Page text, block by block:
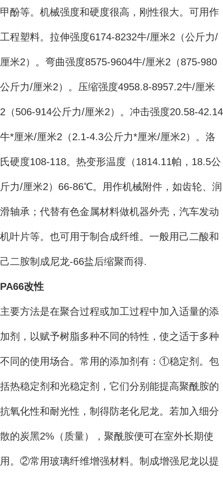
甲酚等。机械强度和硬度很高，刚性很大。可用作
工程塑料。拉伸强度6174-8232牛/厘米2（公斤力/
厘米2）。弯曲强度8575-9604牛/厘米2（875-980
公斤力/厘米2）。压缩强度4958.8-8957.2牛/厘米
2（506-914公斤力/厘米2）。冲击强度20.58-42.14
牛*厘米/厘米2（2.1-4.3公斤力*厘米/厘米2）。洛
氏硬度108-118。热变形温度（1814.11帕，18.5公
斤力/厘米2）66-86℃。用作机械附件，如齿轮、润
滑轴承；代替有色金属材料做机器外壳，汽车发动
机叶片等。也可用于制合成纤维。一般用己二酸和
己二胺制成尼龙-66盐后缩聚而得.
PA66改性
主要方法是在聚合过程或加工过程中加入适量的添
加剂，以赋予树脂多种不同的特性，使之适于多种
不同的使用场合。常用的添加剂有：①稳定剂。包
括热稳定剂和光稳定剂，它们分别能提高聚酰胺的
抗氧化性和耐光性，制得防老化尼龙。若加入细分
散的炭黑2%（质量），聚酰胺便可在室外长期使
用。②常用玻璃纤维增强材料。制成增强尼龙以提